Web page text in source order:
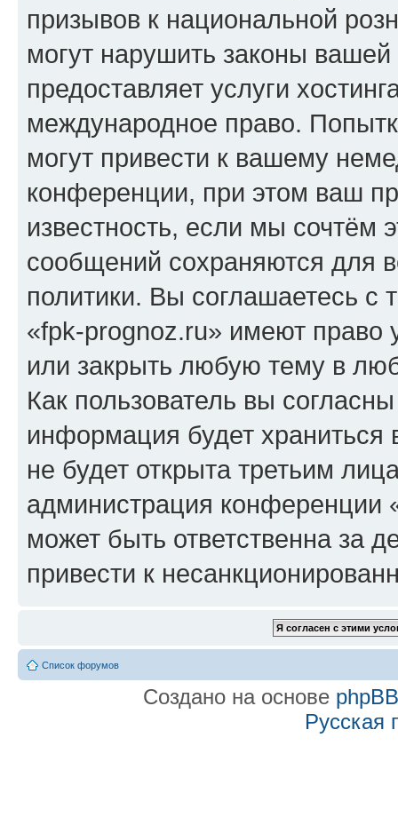
призывов к национальной
могут нарушить законы
предоставляет услуги
международное право.
могут привести к вашему
конференции, при этом ваш
известность, если мы сочтём
сообщений сохраняются для
политики. Вы соглашаетесь
«fpk-prognoz.ru» имеют право
или закрыть любую тему в
Как пользователь вы
информация будет
не будет открыта третьим
администрация конференции
может быть ответственна за
привести к
Список форумов
Создано на основе phpBB
Русская